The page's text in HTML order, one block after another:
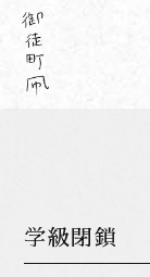
学級閉鎖